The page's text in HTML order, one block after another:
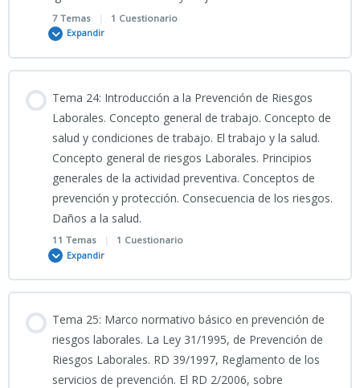
PODCAST TEMA 21 CNP
PORTADA 21
TEMA 21 CNP
TEST TEMA 21 CNP
4_05_2026_Clase grabada Tema 22 CNP
INFOGRAFÍA TEMA 22 CNP
PRESENTACIÓN TEMA 22 CNP (2026) PDF
CÓMIC TEMA 22 CNP
SIMULACRO INTERACTIVO TEMA 22 CNP
SIMULACRO INTERACTIVO 3_ TEMA 22 CNP
7 Temas | 1 Cuestionario
Expandir
0% COMPLETADO 0/7 Pasos
VÍDEO EXPLICATIVO_Tema_23__Ciencias_Jurídicas
PORTADA 23
TEMA 23 CNP modificado
PRESENTACIÓN TEMA 23 CNP 2026
Tema 24: Introducción a la Prevención de Riesgos
Laborales. Concepto general de trabajo. Concepto de
salud y condiciones de trabajo. El trabajo y la salud.
Concepto general de riesgos Laborales. Principios
generales de la actividad preventiva. Conceptos de
prevención y protección. Consecuencia de los riesgos.
Daños a la salud.
11 Temas | 1 Cuestionario
Expandir
0% COMPLETADO 0/11 Pasos
Tema 25: Marco normativo básico en prevención de
riesgos laborales. La Ley 31/1995, de Prevención de
Riesgos Laborales. RD 39/1997, Reglamento de los
servicios de prevención. El RD 2/2006, sobre